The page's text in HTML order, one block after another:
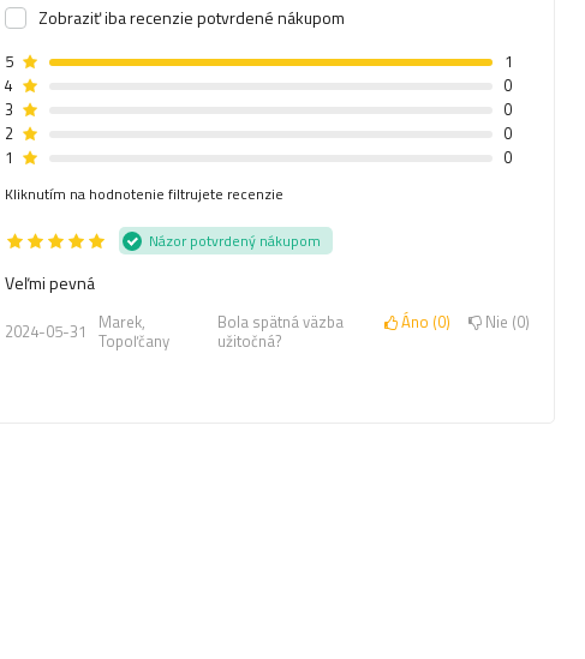
Zobraziť iba recenzie potvrdené nákupom
5
1
4
0
3
0
2
0
1
0
Kliknutím na hodnotenie filtrujete recenzie
Názor potvrdený nákupom
Veľmi pevná
2024-05-31
Marek,
Topoľčany
Bola spätná väzba
užitočná?
Áno 0 Nie 0